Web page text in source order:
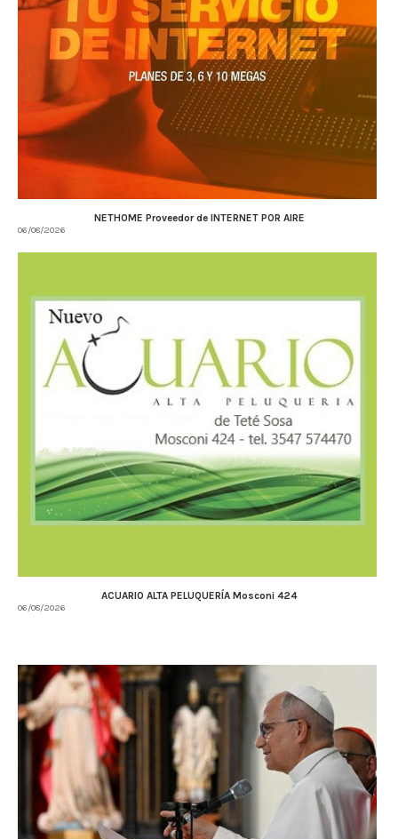
NETHOME Proveedor de INTERNET POR AIRE
06/08/2026
ACUARIO ALTA PELUQUERÍA Mosconi 424
06/08/2026